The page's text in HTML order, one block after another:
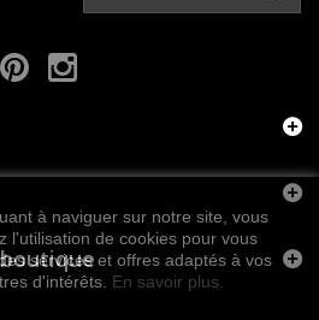
à naviguer sur notre site, vous
l'utilisation de cookies pour vous
services et offres adaptés à vos
d'intérêts. En savoir plus.